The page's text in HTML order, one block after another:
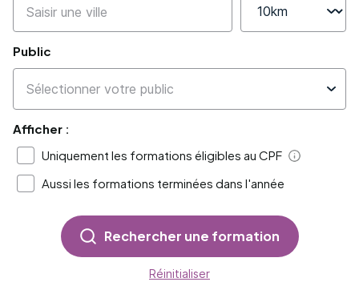
Public
Afficher :
Uniquement les formations éligibles au CPF
Aide
Aussi les formations terminées dans l'année
Rechercher une formation
Réinitialiser